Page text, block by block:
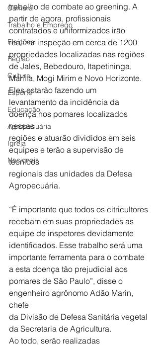
Câmara
Trabalho e Emprego
Eleições
Região
Cultura
Esporte
Educação
Agropecuária
Igreja
Nacionais
trabalho de combate ao greening. A
partir de agora, profissionais
contratados e uniformizados irão
realizar inspeção em cerca de 1200
propriedades localizadas nas regiões
de Jales, Bebedouro, Itapetininga,
Marília, Mogi Mirim e Novo Horizonte.
Eles estarão fazendo um
levantamento da incidência da
doença nos pomares localizados
nessas
regiões e atuarão divididos em seis
equipes e terão a supervisão de
técnicos
regionais das unidades da Defesa
Agropecuária.
“É importante que todos os citricultores
recebam em suas propriedades as
equipe de inspetores devidamente
identificados. Esse trabalho será uma
importante ferramenta para o combate
a esta doença tão prejudicial aos
pomares de São Paulo”, disse o
engenheiro agrônomo Adão Marin,
chefe
da Divisão de Defesa Sanitária vegetal
da Secretaria de Agricultura.
Ao todo, serão realizadas